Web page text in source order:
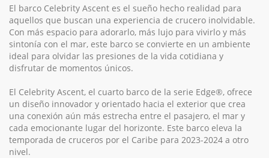
El barco Celebrity Ascent es el sueño hecho realidad para
aquellos que buscan una experiencia de crucero inolvidable.
Con más espacio para adorarlo, más lujo para vivirlo y más
sintonía con el mar, este barco se convierte en un ambiente
ideal para olvidar las presiones de la vida cotidiana y
disfrutar de momentos únicos.
El Celebrity Ascent, el cuarto barco de la serie Edge®, ofrece
un diseño innovador y orientado hacia el exterior que crea
una conexión aún más estrecha entre el pasajero, el mar y
cada emocionante lugar del horizonte. Este barco eleva la
temporada de cruceros por el Caribe para 2023-2024 a otro
nivel.